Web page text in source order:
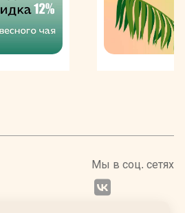
ценят свое время, так как
не требуется долгая возня с
имеет изысканный вкус,
какао, острого перца и легкими
и редкими
этого
делают его
похвал. В
Мы в соц. сетях